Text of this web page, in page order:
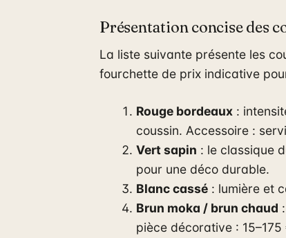
Présentation concise des
La liste suivante présente les
fourchette de prix indicative
Rouge bordeaux:
coussin. Accessoire :
Vert sapin : le classique
pour une déco durable.
Blanc cassé: lumière et
Brun moka / brun chaud
pièce décorative :